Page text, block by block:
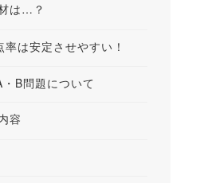
は…？
率は安定させやすい！
B問題について
容